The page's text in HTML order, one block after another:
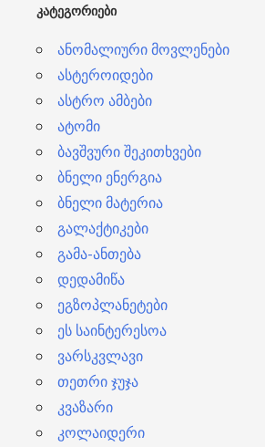
ᲙᲐᲢᲔᲒᲝᲠᲘᲔᲑᲘ
ანომალიური მოვლენები
ასტეროიდები
ასტრო ამბები
ატომი
ბავშვური შეკითხვები
ბნელი ენერგია
ბნელი მატერია
გალაქტიკები
გამა-ანთება
დედამიწა
ეგზოპლანეტები
ეს საინტერესოა
ვარსკვლავი
თეთრი ჯუჯა
კვაზარი
კოლაიდერი